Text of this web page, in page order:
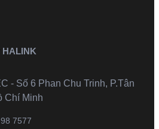
HALINK
- Số 6 Phan Chu Trinh, P.Tân
Chí Minh
7577